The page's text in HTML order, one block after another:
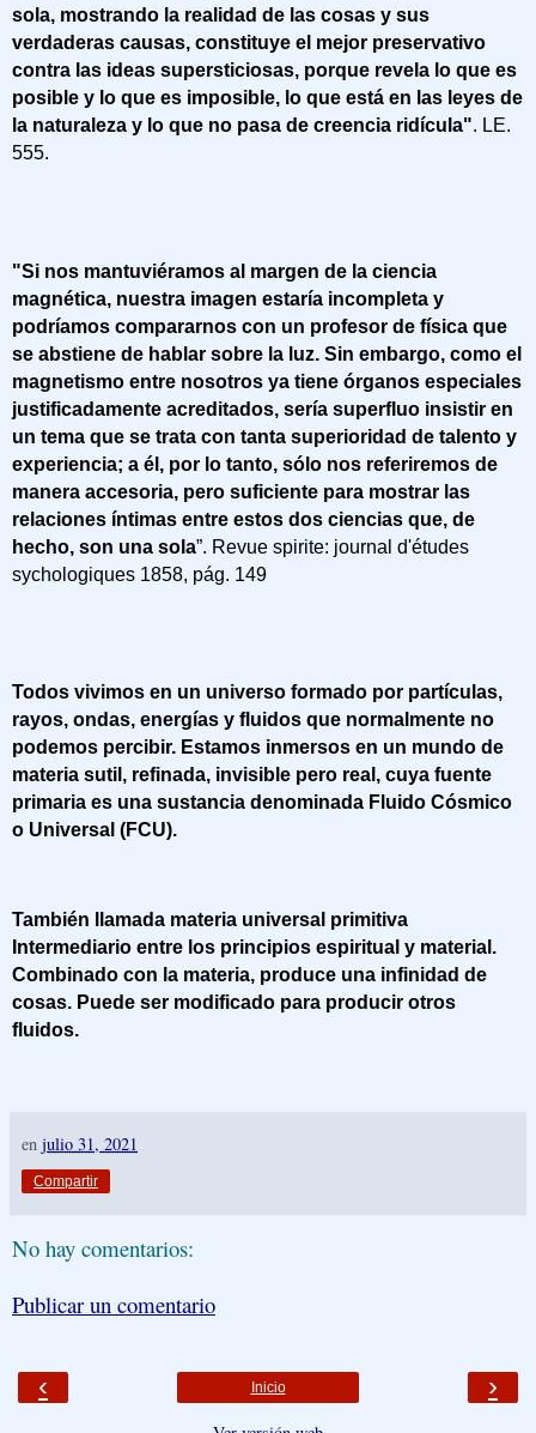
sola, mostrando la realidad de las cosas y sus
verdaderas causas, constituye el mejor preservativo
contra las ideas supersticiosas, porque revela lo que es
posible y lo que es imposible, lo que está en las leyes de
la naturaleza y lo que no pasa de creencia ridícula". LE.
555.
"Si nos mantuviéramos al margen de la ciencia
magnética, nuestra imagen estaría incompleta y
podríamos compararnos con un profesor de física que
se abstiene de hablar sobre la luz. Sin embargo, como el
magnetismo entre nosotros ya tiene órganos especiales
justificadamente acreditados, sería superfluo insistir en
un tema que se trata con tanta superioridad de talento y
experiencia; a él, por lo tanto, sólo nos referiremos de
manera accesoria, pero suficiente para mostrar las
relaciones íntimas entre estos dos ciencias que, de
hecho, son una sola”. Revue spirite: journal d'études
sychologiques 1858, pág. 149
Todos vivimos en un universo formado por partículas,
rayos, ondas, energías y fluidos que normalmente no
podemos percibir. Estamos inmersos en un mundo de
materia sutil, refinada, invisible pero real, cuya fuente
primaria es una sustancia denominada Fluido Cósmico
o Universal (FCU).
También llamada materia universal primitiva
Intermediario entre los principios espiritual y material.
Combinado con la materia, produce una infinidad de
cosas. Puede ser modificado para producir otros
fluidos.
en julio 31, 2021
Compartir
No hay comentarios:
Publicar un comentario
‹ ›
Inicio